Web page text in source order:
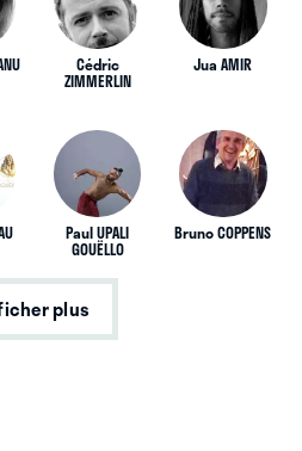
Cédric
ZIMMERLIN
Jua AMIR
Paul UPALI
GOUËLLO
Bruno COPPENS
plus